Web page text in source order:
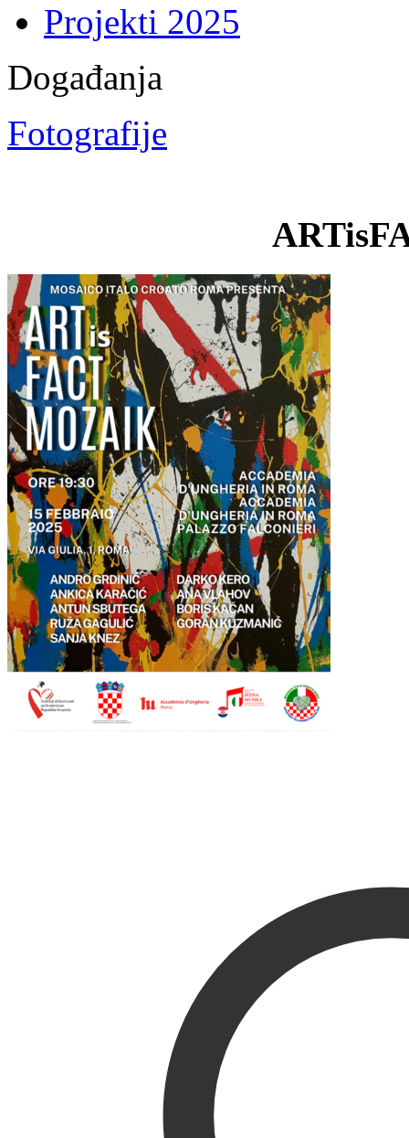
Projekti 2025
Događanja
Fotografije